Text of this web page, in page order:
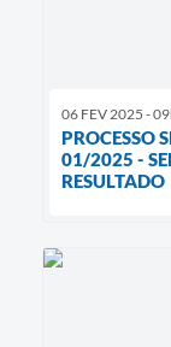
06 FEV 2025 -
PROCESSO
01/2025 -
RESULTADO